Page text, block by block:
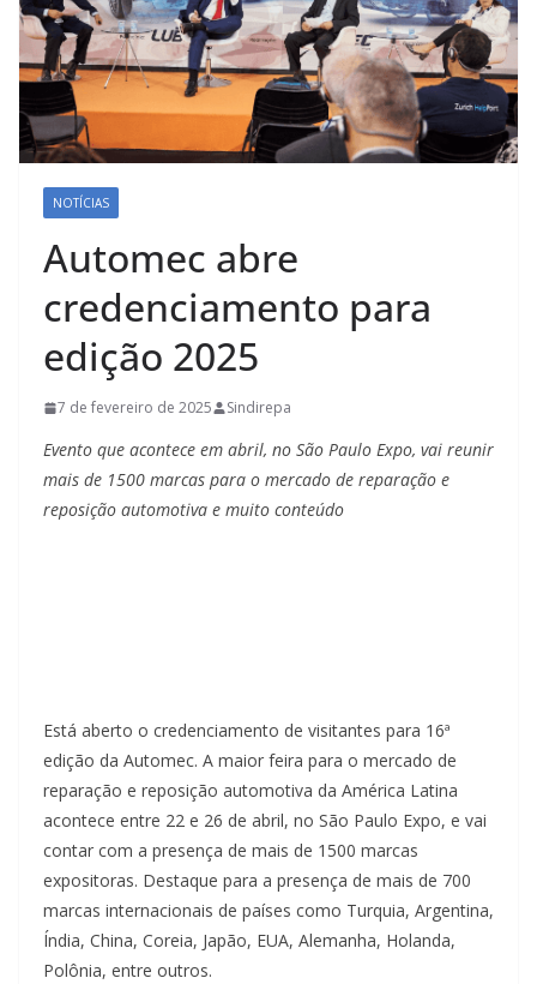
NOTÍCIAS
Automec abre
credenciamento para
edição 2025
7 de fevereiro de 2025 Sindirepa
Evento que acontece em abril, no São Paulo Expo, vai reunir
mais de 1500 marcas para o mercado de reparação e
reposição automotiva e muito conteúdo
Está aberto o credenciamento de visitantes para 16ª
edição da Automec. A maior feira para o mercado de
reparação e reposição automotiva da América Latina
acontece entre 22 e 26 de abril, no São Paulo Expo, e vai
contar com a presença de mais de 1500 marcas
expositoras. Destaque para a presença de mais de 700
marcas internacionais de países como Turquia, Argentina,
Índia, China, Coreia, Japão, EUA, Alemanha, Holanda,
Polônia, entre outros.